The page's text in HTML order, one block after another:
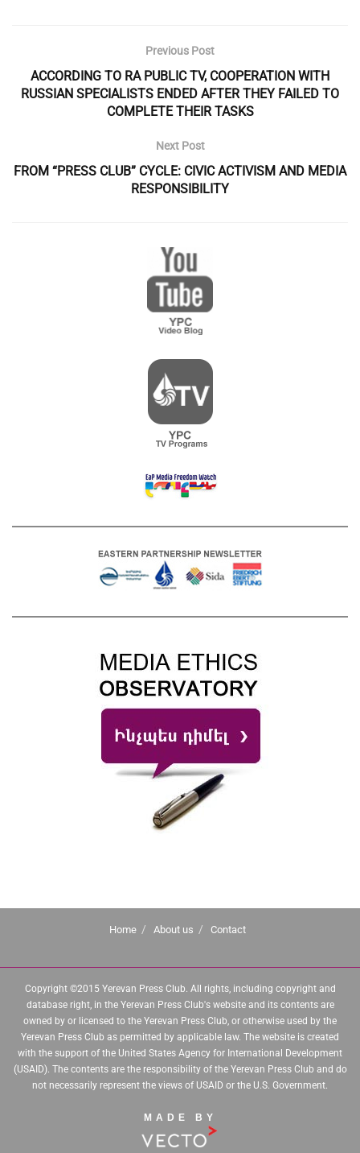
Previous Post
ACCORDING TO RA PUBLIC TV, COOPERATION WITH
RUSSIAN SPECIALISTS ENDED AFTER THEY FAILED TO
COMPLETE THEIR TASKS
Next Post
FROM “PRESS CLUB” CYCLE: CIVIC ACTIVISM AND MEDIA
RESPONSIBILITY
Home About us Contact
Copyright ©2015 Yerevan Press Club. All rights, including copyright and
database right, in the Yerevan Press Club's website and its contents are
owned by or licensed to the Yerevan Press Club, or otherwise used by the
Yerevan Press Club as permitted by applicable law. The website is created
with the support of the United States Agency for International Development
(USAID). The contents are the responsibility of the Yerevan Press Club and do
not necessarily represent the views of USAID or the U.S. Government.
MADE BY